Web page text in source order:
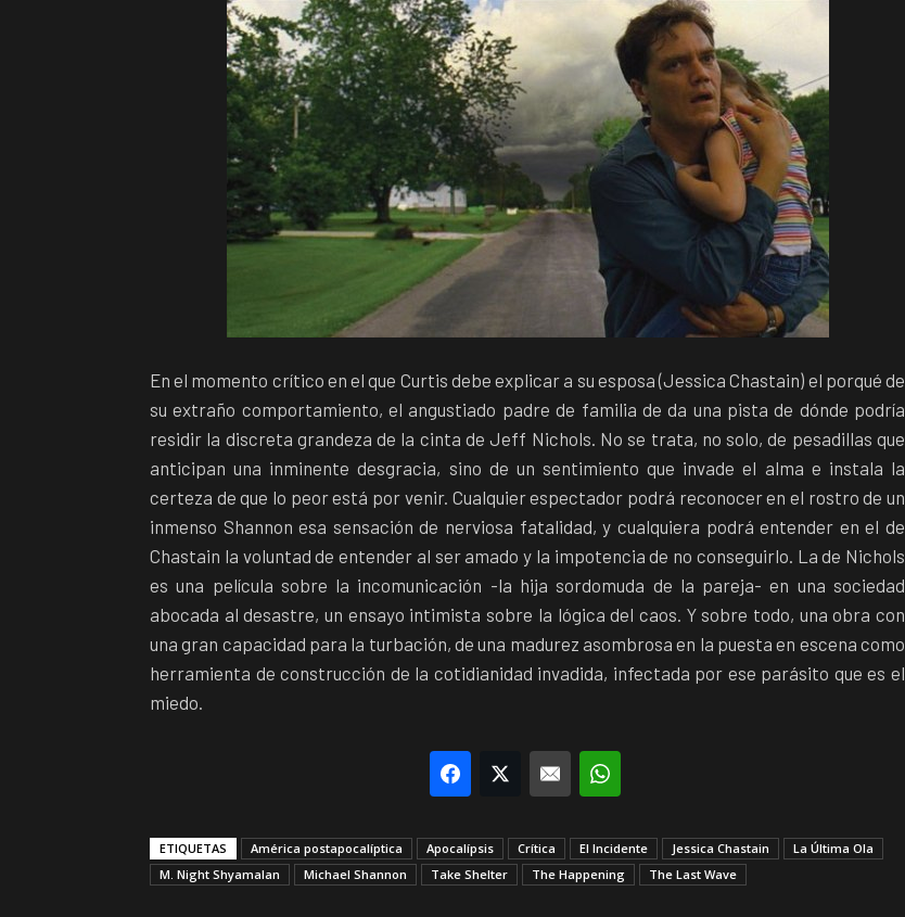
En el momento crítico en el que Curtis debe explicar a su esposa (Jessica Chastain) el porqué de
su extraño comportamiento, el angustiado padre de familia de da una pista de dónde podría
residir la discreta grandeza de la cinta de Jeff Nichols. No se trata, no solo, de pesadillas que
anticipan una inminente desgracia, sino de un sentimiento que invade el alma e instala la
certeza de que lo peor está por venir. Cualquier espectador podrá reconocer en el rostro de un
inmenso Shannon esa sensación de nerviosa fatalidad, y cualquiera podrá entender en el de
Chastain la voluntad de entender al ser amado y la impotencia de no conseguirlo. La de Nichols
es una película sobre la incomunicación -la hija sordomuda de la pareja- en una sociedad
abocada al desastre, un ensayo intimista sobre la lógica del caos. Y sobre todo, una obra con
una gran capacidad para la turbación, de una madurez asombrosa en la puesta en escena como
herramienta de construcción de la cotidianidad invadida, infectada por ese parásito que es el
miedo.
FacebookTwitter Email
ETIQUETAS América postapocalíptica Apocalípsis Crítica El Incidente Jessica Chastain
La Última Ola
M. Night Shyamalan
Michael Shannon Take Shelter The Happening The Last Wave